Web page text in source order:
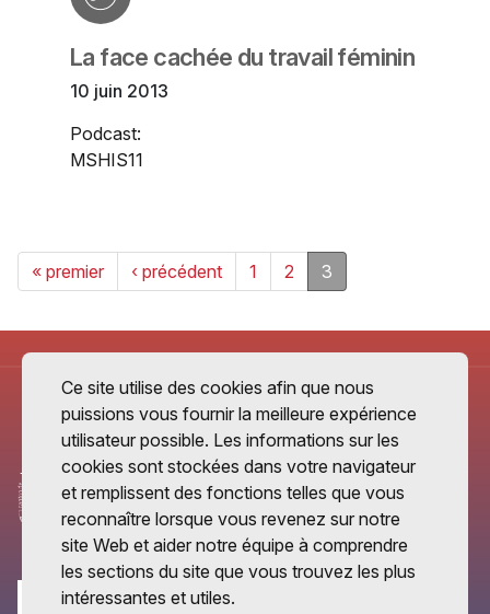
La face cachée du travail féminin
10 juin 2013
Podcast:
MSHIS11
« premier ‹ précédent 1 2 3
Ce site utilise des cookies afin que nous
puissions vous fournir la meilleure expérience
utilisateur possible. Les informations sur les
cookies sont stockées dans votre navigateur
et remplissent des fonctions telles que vous
reconnaître lorsque vous revenez sur notre
site Web et aider notre équipe à comprendre
les sections du site que vous trouvez les plus
intéressantes et utiles.